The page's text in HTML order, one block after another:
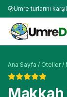
Umre turlarını
Ana Sayfa / Oteller/
Makkah